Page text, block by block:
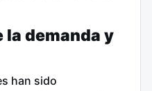
la demanda y
han sido